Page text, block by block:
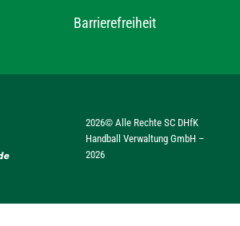
Barrierefreiheit
2026© Alle Rechte SC DHfK
Handball Verwaltung GmbH –
2026